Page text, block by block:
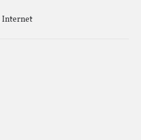
Internet